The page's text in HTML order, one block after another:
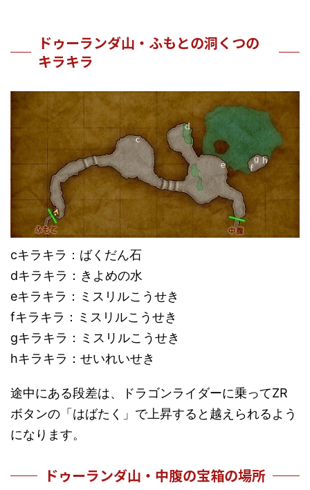
ドゥーランダ山・ふもとの洞くつの
キラキラ
cキラキラ：ばくだん石
dキラキラ：きよめの水
eキラキラ：ミスリルこうせき
fキラキラ：ミスリルこうせき
gキラキラ：ミスリルこうせき
hキラキラ：せいれいせき
途中にある段差は、ドラゴンライダーに乗ってZR
ボタンの「はばたく」で上昇すると越えられるよう
になります。
ドゥーランダ山・中腹の宝箱の場所